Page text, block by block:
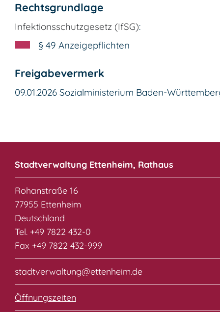
Rechtsgrundlage
Infektionsschutzgesetz (IfSG):
§ 49 Anzeigepflichten
Freigabevermerk
09.01.2026 Sozialministerium Baden-
Stadtverwaltung Ettenheim, Rathaus
Rohanstraße 16
77955 Ettenheim
Deutschland
Tel. +49 7822 432-0
Fax +49 7822 432-999
stadtverwaltung@ettenheim.de
Öffnungszeiten